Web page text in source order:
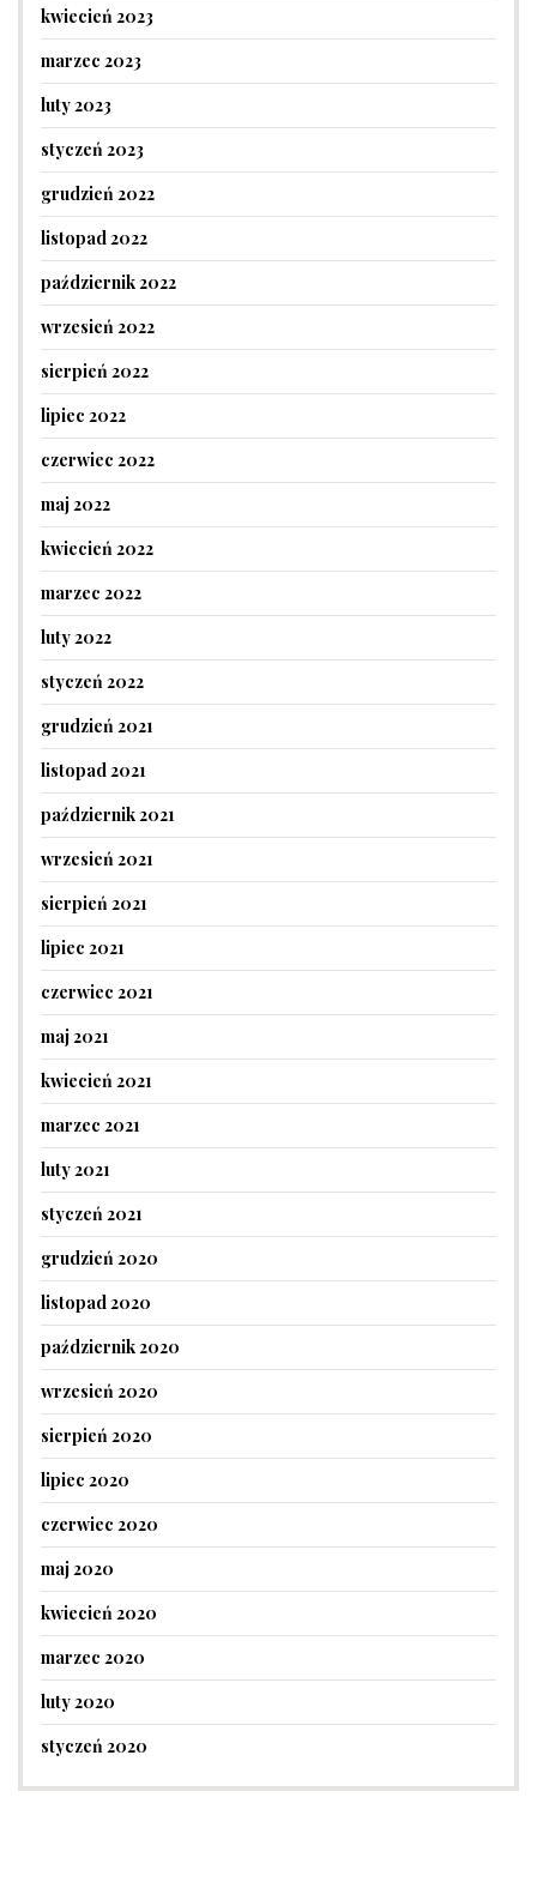
kwiecień 2023
marzec 2023
luty 2023
styczeń 2023
grudzień 2022
listopad 2022
październik 2022
wrzesień 2022
sierpień 2022
lipiec 2022
czerwiec 2022
maj 2022
kwiecień 2022
marzec 2022
luty 2022
styczeń 2022
grudzień 2021
listopad 2021
październik 2021
wrzesień 2021
sierpień 2021
lipiec 2021
czerwiec 2021
maj 2021
kwiecień 2021
marzec 2021
luty 2021
styczeń 2021
grudzień 2020
listopad 2020
październik 2020
wrzesień 2020
sierpień 2020
lipiec 2020
czerwiec 2020
maj 2020
kwiecień 2020
marzec 2020
luty 2020
styczeń 2020